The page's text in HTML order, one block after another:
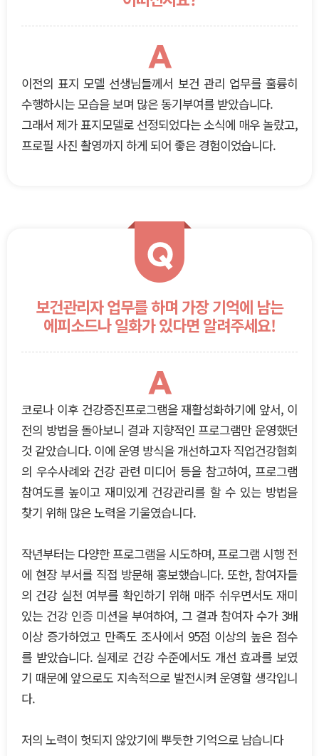
A
이전의 표지 모델 선생님들께서 보건 관리 업무를 훌륭히
수행하시는 모습을 보며 많은 동기부여를 받았습니다.
그래서 제가 표지모델로 선정되었다는 소식에 매우 놀랐고,
프로필 사진 촬영까지 하게 되어 좋은 경험이었습니다.
Q
보건관리자 업무를 하며 가장 기억에 남는
에피소드나 일화가 있다면 알려주세요!
A
코로나 이후 건강증진프로그램을 재활성화하기에 앞서, 이
전의 방법을 돌아보니 결과 지향적인 프로그램만 운영했던
것 같았습니다. 이에 운영 방식을 개선하고자 직업건강협회
의 우수사례와 건강 관련 미디어 등을 참고하여, 프로그램
참여도를 높이고 재미있게 건강관리를 할 수 있는 방법을
찾기 위해 많은 노력을 기울였습니다.
작년부터는 다양한 프로그램을 시도하며, 프로그램 시행 전
에 현장 부서를 직접 방문해 홍보했습니다. 또한, 참여자들
의 건강 실천 여부를 확인하기 위해 매주 쉬우면서도 재미
있는 건강 인증 미션을 부여하여, 그 결과 참여자 수가 3배
이상 증가하였고 만족도 조사에서 95점 이상의 높은 점수
를 받았습니다. 실제로 건강 수준에서도 개선 효과를 보였
기 때문에 앞으로도 지속적으로 발전시켜 운영할 생각입니
다.
저의 노력이 헛되지 않았기에 뿌듯한 기억으로 남습니다